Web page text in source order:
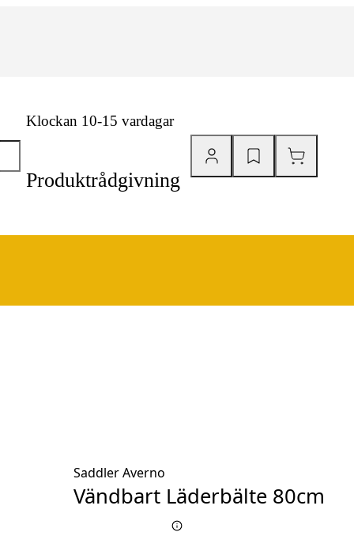
Klockan 10-15 vardagar
Produktrådgivning
Saddler Averno
Vändbart Läderbälte 80cm